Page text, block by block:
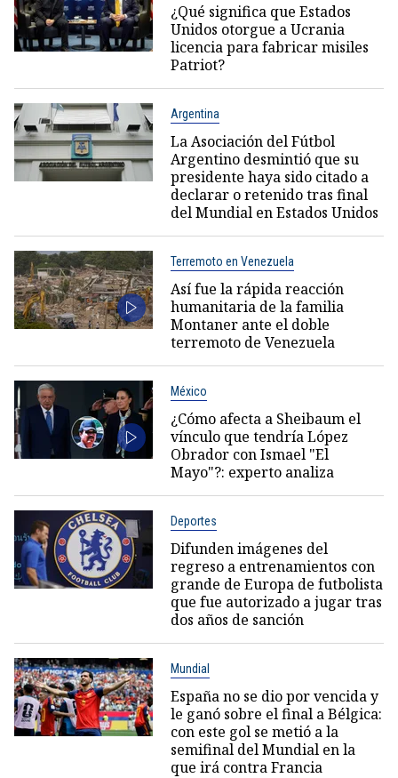
¿Qué significa que Estados
Unidos otorgue a Ucrania
licencia para fabricar misiles
Patriot?
Argentina
La Asociación del Fútbol
Argentino desmintió que su
presidente haya sido citado a
declarar o retenido tras final
del Mundial en Estados Unidos
Terremoto en Venezuela
Así fue la rápida reacción
humanitaria de la familia
Montaner ante el doble
terremoto de Venezuela
México
¿Cómo afecta a Sheibaum el
vínculo que tendría López
Obrador con Ismael "El
Mayo"?: experto analiza
Deportes
Difunden imágenes del
regreso a entrenamientos con
grande de Europa de futbolista
que fue autorizado a jugar tras
dos años de sanción
Mundial
España no se dio por vencida y
le ganó sobre el final a Bélgica:
con este gol se metió a la
semifinal del Mundial en la
que irá contra Francia